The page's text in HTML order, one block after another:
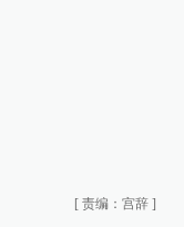
[ 责编：宫辞 ]